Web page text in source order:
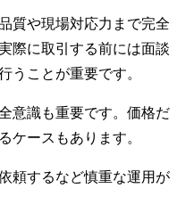
質や現場対応力まで完全
際に取引する前には面談
うことが重要です。
意識も重要です。価格だ
ケースもあります。
頼するなど慎重な運用が